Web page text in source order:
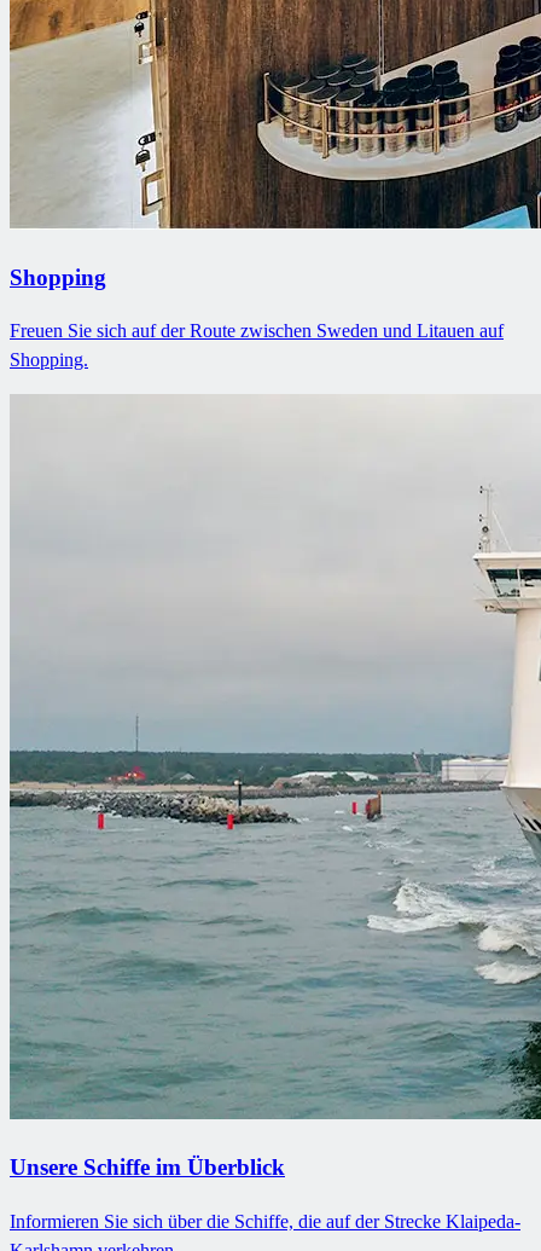
Shopping
Freuen Sie sich auf der Route zwischen Sweden und Litauen auf
Shopping.
Unsere Schiffe im Überblick
Informieren Sie sich über die Schiffe, die auf der Strecke Klaipeda-